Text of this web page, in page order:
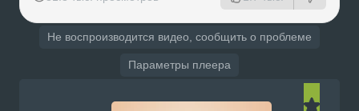
Не воспроизводится видео, сообщить о проблеме
Параметры плеера